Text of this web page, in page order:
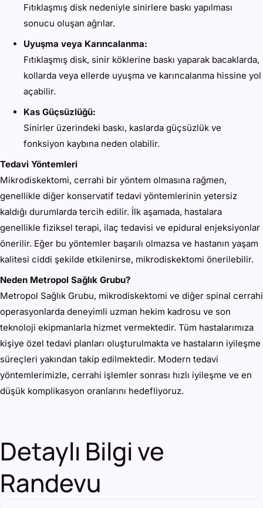
Fıtıklaşmış disk nedeniyle sinirlere baskı yapılması
sonucu oluşan ağrılar.
Uyuşma veya Karıncalanma:
Fıtıklaşmış disk, sinir köklerine baskı yaparak bacaklarda,
kollarda veya ellerde uyuşma ve karıncalanma hissine yol
açabilir.
Kas Güçsüzlüğü:
Sinirler üzerindeki baskı, kaslarda güçsüzlük ve
fonksiyon kaybına neden olabilir.
Tedavi Yöntemleri
Mikrodiskektomi, cerrahi bir yöntem olmasına rağmen,
genellikle diğer konservatif tedavi yöntemlerinin yetersiz
kaldığı durumlarda tercih edilir. İlk aşamada, hastalara
genellikle fiziksel terapi, ilaç tedavisi ve epidural enjeksiyonlar
önerilir. Eğer bu yöntemler başarılı olmazsa ve hastanın yaşam
kalitesi ciddi şekilde etkilenirse, mikrodiskektomi önerilebilir.
Neden Metropol Sağlık Grubu?
Metropol Sağlık Grubu, mikrodiskektomi ve diğer spinal cerrahi
operasyonlarda deneyimli uzman hekim kadrosu ve son
teknoloji ekipmanlarla hizmet vermektedir. Tüm hastalarımıza
kişiye özel tedavi planları oluşturulmakta ve hastaların iyileşme
süreçleri yakından takip edilmektedir. Modern tedavi
yöntemlerimizle, cerrahi işlemler sonrası hızlı iyileşme ve en
düşük komplikasyon oranlarını hedefliyoruz.
Detaylı Bilgi ve
Randevu